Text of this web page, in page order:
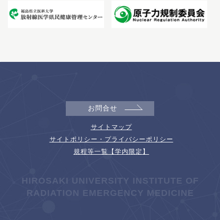
お問合せ
サイトマップ
サイトポリシー・プライバシーポリシー
規程等一覧【学内限定】
HIROSAKI UNIVERSITY INSTITUTE OF
RADIATION EMERGENCY MEDICINE